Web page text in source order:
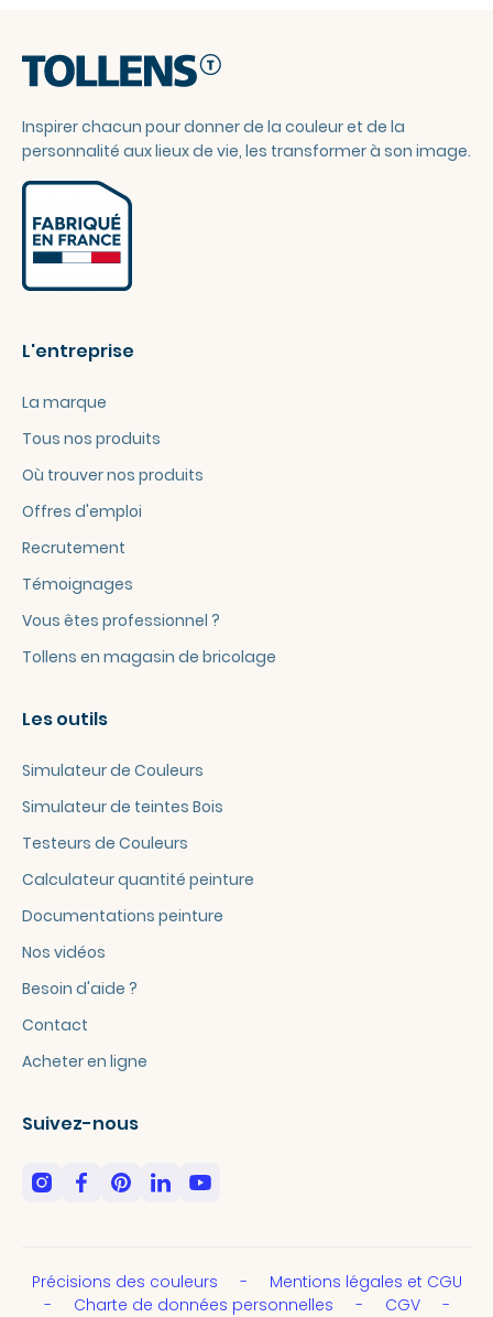
Inspirer chacun pour donner de la couleur et de la
personnalité aux lieux de vie, les transformer à son image.
L'entreprise
La marque
Tous nos produits
Où trouver nos produits
Offres d'emploi
Recrutement
Témoignages
Vous êtes professionnel ?
Tollens en magasin de bricolage
Les outils
Simulateur de Couleurs
Simulateur de teintes Bois
Testeurs de Couleurs
Calculateur quantité peinture
Documentations peinture
Nos vidéos
Besoin d'aide ?
Contact
Acheter en ligne
Suivez-nous
Précisions des couleurs
Mentions légales et CGU
Charte de données personnelles
CGV